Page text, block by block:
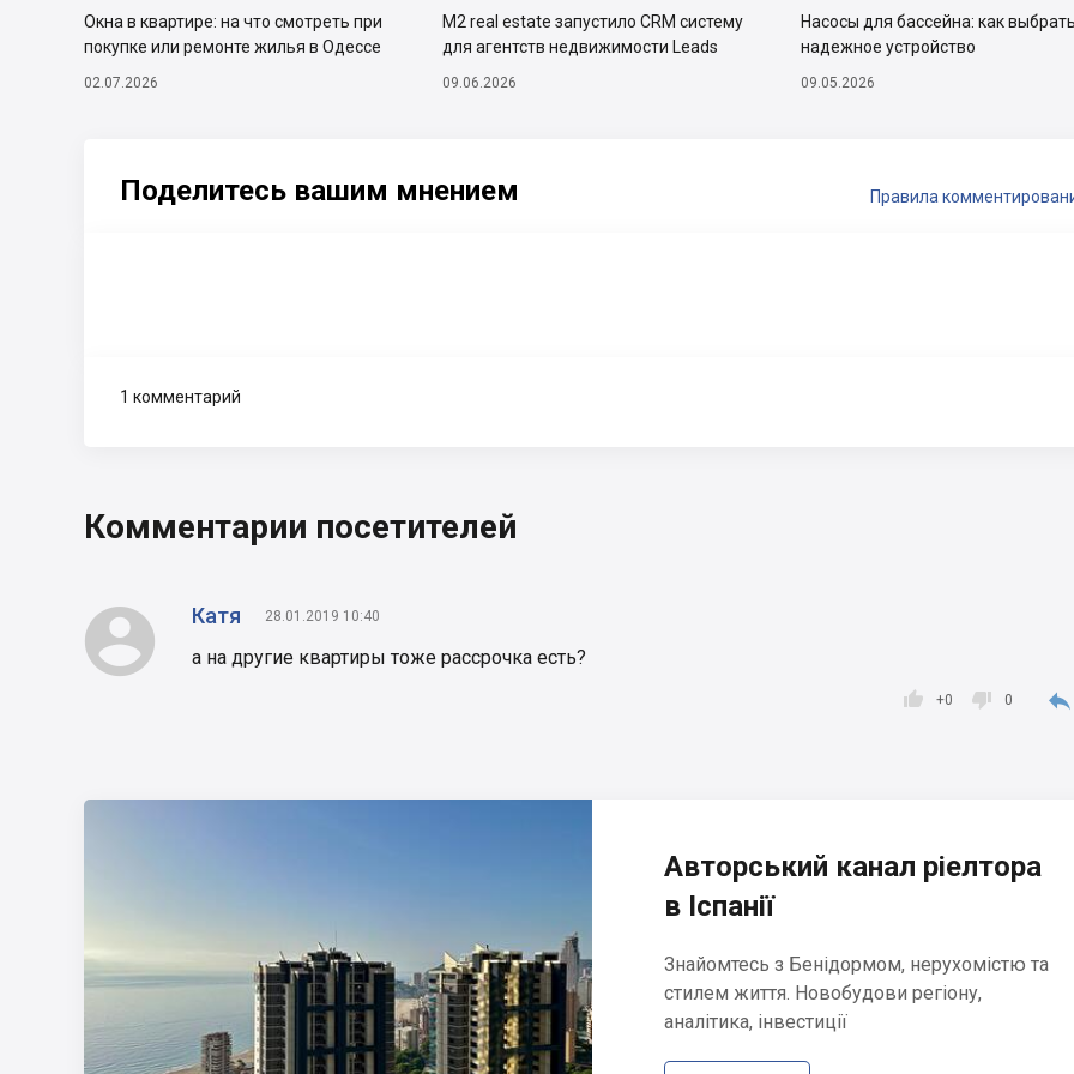
Окна в квартире: на что смотреть при
покупке или ремонте жилья в Одессе
02.07.2026
М2 real estate запустило CRM систему
для агентств недвижимости Leads
09.06.2026
Насосы для бассейна: как
надежное устройство
09.05.2026
Поделитесь вашим мнением Правила
Комментарии посетителей
1 комментарий
 Катя 28.01.2019 10:40
а на другие квартиры тоже рассрочка есть?

 0
 +0
Авторський канал ріелтора
в Іспанії
Знайомтесь з Бенідормом, нерухомістю та
стилем життя. Новобудови регіону,
аналітика, інвестиції